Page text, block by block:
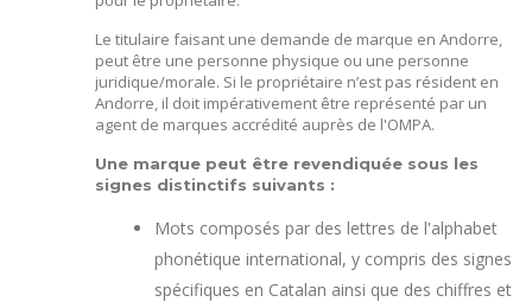
Le titulaire faisant une demande de marque en Andorre,
peut être une personne physique ou une personne
juridique/morale. Si le propriétaire n’est pas résident en
Andorre, il doit impérativement être représenté par un
agent de marques accrédité auprès de l'OMPA.
Une marque peut être revendiquée sous les
signes distinctifs suivants :
Mots composés par des lettres de l'alphabet
phonétique international, y compris des signes
spécifiques en Catalan ainsi que des chiffres et